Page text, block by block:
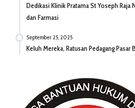
Dedikasi Klinik Pratama St Yoseph Raja
dan Farmasi
September 25, 2025
Keluh Mereka, Ratusan Pedagang